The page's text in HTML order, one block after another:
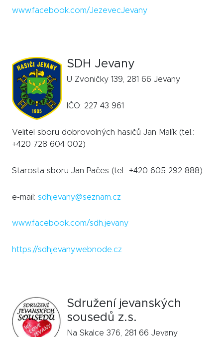
www.facebook.com/JezevecJevany
SDH Jevany
U Zvoničky 139, 281 66 Jevany
IČO: 227 43 961
Velitel sboru dobrovolných hasičů Jan Malík (tel.:
+420 728 604 002)
Starosta sboru Jan Pačes (tel.: +420 605 292 888)
e-mail: sdhjevany@seznam.cz
www.facebook.com/sdh.jevany
https://sdhjevany.webnode.cz
Sdružení jevanských
sousedů z.s.
Na Skalce 376, 281 66 Jevany